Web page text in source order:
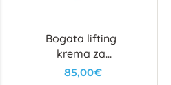
Bogata lifting
krema za
popunjavanje bora
85,00€